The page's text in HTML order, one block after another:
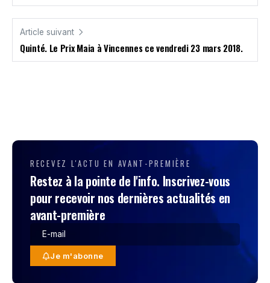
Article suivant
Quinté. Le Prix Maia à Vincennes ce vendredi 23 mars 2018.
RECEVEZ L'ACTU EN AVANT-PREMIÈRE
Restez à la pointe de l'info. Inscrivez-vous
pour recevoir nos dernières actualités en
avant-première
Je m'abonne